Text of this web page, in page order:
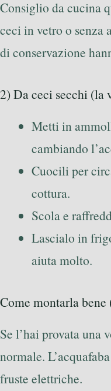
Consiglio da cucina
ceci in vetro o
di conservazione
2) Da ceci secchi (la
Metti in
cambiando
Cuocili per
cottura.
Scola e
Lascialo in
aiuta molto.
Come montarla
Se l’hai provata una
normale.
fruste elettriche.